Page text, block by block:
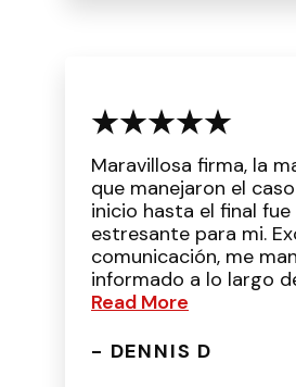
Maravillosa firma, la
que manejaron el
inicio hasta el final
estresante para mi.
comunicación, me
informado a lo largo
Read More
- DENNIS D